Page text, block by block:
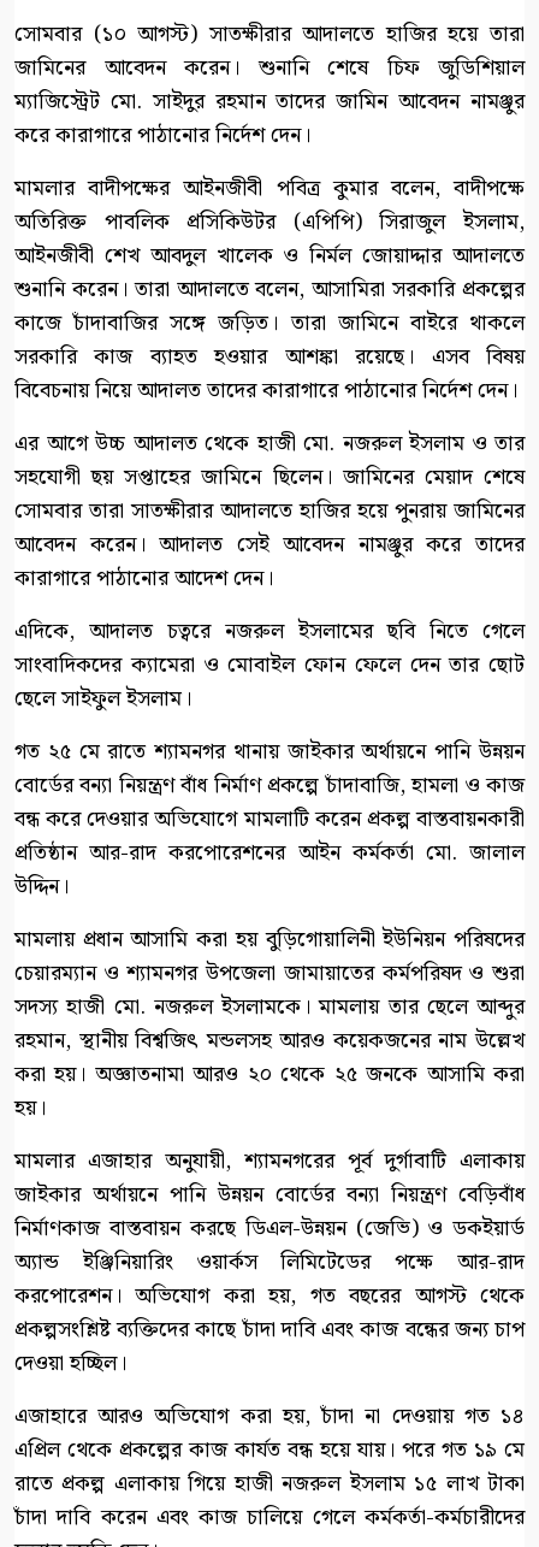
সোমবার (১০ আগস্ট) সাতক্ষীরার আদালতে হাজির হয়ে তারা
জামিনের আবেদন করেন। শুনানি শেষে চিফ জুডিশিয়াল
ম্যাজিস্ট্রেট মো. সাইদুর রহমান তাদের জামিন আবেদন নামঞ্জুর
করে কারাগারে পাঠানোর নির্দেশ দেন।
মামলার বাদীপক্ষের আইনজীবী পবিত্র কুমার বলেন, বাদীপক্ষে
অতিরিক্ত পাবলিক প্রসিকিউটর (এপিপি) সিরাজুল ইসলাম,
আইনজীবী শেখ আবদুল খালেক ও নির্মল জোয়াদ্দার আদালতে
শুনানি করেন। তারা আদালতে বলেন, আসামিরা সরকারি প্রকল্পের
কাজে চাঁদাবাজির সঙ্গে জড়িত। তারা জামিনে বাইরে থাকলে
সরকারি কাজ ব্যাহত হওয়ার আশঙ্কা রয়েছে। এসব বিষয়
বিবেচনায় নিয়ে আদালত তাদের কারাগারে পাঠানোর নির্দেশ দেন।
এর আগে উচ্চ আদালত থেকে হাজী মো. নজরুল ইসলাম ও তার
সহযোগী ছয় সপ্তাহের জামিনে ছিলেন। জামিনের মেয়াদ শেষে
সোমবার তারা সাতক্ষীরার আদালতে হাজির হয়ে পুনরায় জামিনের
আবেদন করেন। আদালত সেই আবেদন নামঞ্জুর করে তাদের
কারাগারে পাঠানোর আদেশ দেন।
এদিকে, আদালত চত্বরে নজরুল ইসলামের ছবি নিতে গেলে
সাংবাদিকদের ক্যামেরা ও মোবাইল ফোন ফেলে দেন তার ছোট
ছেলে সাইফুল ইসলাম।
গত ২৫ মে রাতে শ্যামনগর থানায় জাইকার অর্থায়নে পানি উন্নয়ন
বোর্ডের বন্যা নিয়ন্ত্রণ বাঁধ নির্মাণ প্রকল্পে চাঁদাবাজি, হামলা ও কাজ
বন্ধ করে দেওয়ার অভিযোগে মামলাটি করেন প্রকল্প বাস্তবায়নকারী
প্রতিষ্ঠান আর-রাদ করপোরেশনের আইন কর্মকর্তা মো. জালাল
উদ্দিন।
মামলায় প্রধান আসামি করা হয় বুড়িগোয়ালিনী ইউনিয়ন পরিষদের
চেয়ারম্যান ও শ্যামনগর উপজেলা জামায়াতের কর্মপরিষদ ও শুরা
সদস্য হাজী মো. নজরুল ইসলামকে। মামলায় তার ছেলে আব্দুর
রহমান, স্থানীয় বিশ্বজিৎ মন্ডলসহ আরও কয়েকজনের নাম উল্লেখ
করা হয়। অজ্ঞাতনামা আরও ২০ থেকে ২৫ জনকে আসামি করা
হয়।
মামলার এজাহার অনুযায়ী, শ্যামনগরের পূর্ব দুর্গাবাটি এলাকায়
জাইকার অর্থায়নে পানি উন্নয়ন বোর্ডের বন্যা নিয়ন্ত্রণ বেড়িবাঁধ
নির্মাণকাজ বাস্তবায়ন করছে ডিএল-উন্নয়ন (জেভি) ও ডকইয়ার্ড
অ্যান্ড ইঞ্জিনিয়ারিং ওয়ার্কস লিমিটেডের পক্ষে আর-রাদ
করপোরেশন। অভিযোগ করা হয়, গত বছরের আগস্ট থেকে
প্রকল্পসংশ্লিষ্ট ব্যক্তিদের কাছে চাঁদা দাবি এবং কাজ বন্ধের জন্য চাপ
দেওয়া হচ্ছিল।
এজাহারে আরও অভিযোগ করা হয়, চাঁদা না দেওয়ায় গত ১৪
এপ্রিল থেকে প্রকল্পের কাজ কার্যত বন্ধ হয়ে যায়। পরে গত ১৯ মে
রাতে প্রকল্প এলাকায় গিয়ে হাজী নজরুল ইসলাম ১৫ লাখ টাকা
চাঁদা দাবি করেন এবং কাজ চালিয়ে গেলে কর্মকর্তা-কর্মচারীদের